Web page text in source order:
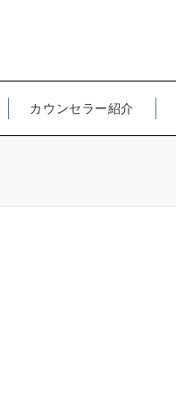
カウンセラー紹介